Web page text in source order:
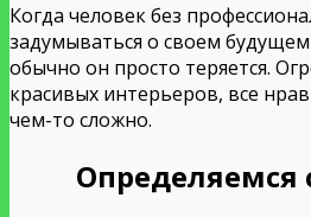
Когда человек без
задумываться о своем
обычно он просто теряется.
красивых интерьеров, все
чем-то сложно.
Определяемся